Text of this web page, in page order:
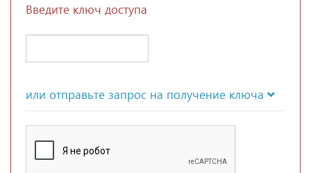
Введите ключ доступа
или отправьте запрос на получение ключа